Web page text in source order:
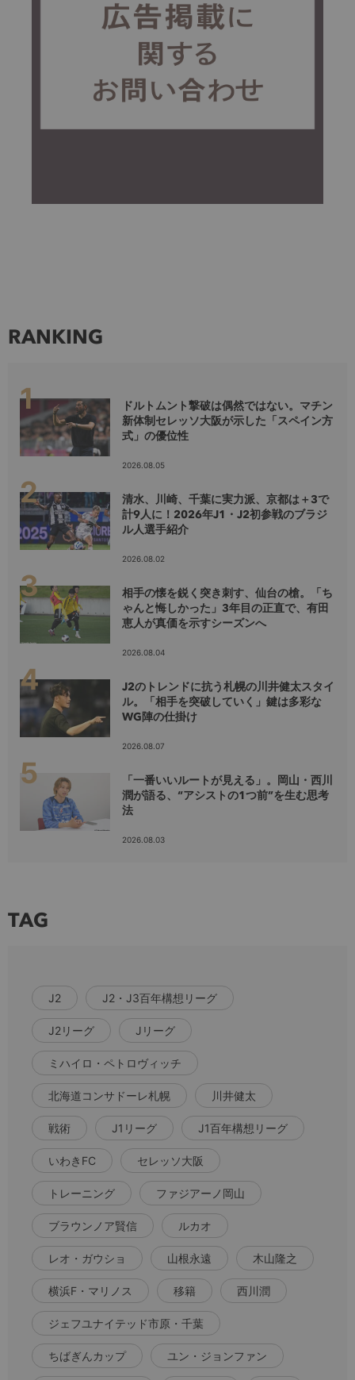
RANKING
ドルトムント撃破は偶然ではない。マチン
新体制セレッソ大阪が示した「スペイン方
式」の優位性
2026.08.05
清水、川崎、千葉に実力派、京都は＋3で
計9人に！2026年J1・J2初参戦のブラジ
ル人選手紹介
2026.08.02
相手の懐を鋭く突き刺す、仙台の槍。「ち
ゃんと悔しかった」3年目の正直で、有田
恵人が真価を示すシーズンへ
2026.08.04
J2のトレンドに抗う札幌の川井健太スタイ
ル。「相手を突破していく」鍵は多彩な
WG陣の仕掛け
2026.08.07
「一番いいルートが見える」。岡山・西川
潤が語る、“アシストの1つ前”を生む思考
法
2026.08.03
TAG
J2 J2・J3百年構想リーグ
J2リーグ Jリーグ
ミハイロ・ペトロヴィッチ
北海道コンサドーレ札幌 川井健太
戦術 J1リーグ J1百年構想リーグ
いわきFC セレッソ大阪
トレーニング ファジアーノ岡山
ブラウンノア賢信 ルカオ
レオ・ガウショ 山根永遠 木山隆之
横浜F・マリノス 移籍 西川潤
ジェフユナイテッド市原・千葉
ちばぎんカップ ユン・ジョンファン